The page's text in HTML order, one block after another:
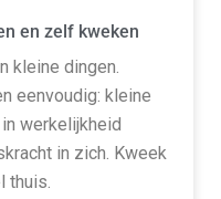
en zelf kweken
kleine dingen.
eenvoudig: kleine
werkelijkheid
in zich. Kweek
thuis.